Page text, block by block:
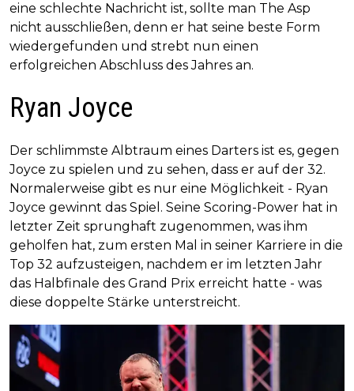
eine schlechte Nachricht ist, sollte man The Asp
nicht ausschließen, denn er hat seine beste Form
wiedergefunden und strebt nun einen
erfolgreichen Abschluss des Jahres an.
Ryan Joyce
Der schlimmste Albtraum eines Darters ist es, gegen
Joyce zu spielen und zu sehen, dass er auf der 32.
Normalerweise gibt es nur eine Möglichkeit - Ryan
Joyce gewinnt das Spiel. Seine Scoring-Power hat in
letzter Zeit sprunghaft zugenommen, was ihm
geholfen hat, zum ersten Mal in seiner Karriere in die
Top 32 aufzusteigen, nachdem er im letzten Jahr
das Halbfinale des Grand Prix erreicht hatte - was
diese doppelte Stärke unterstreicht.